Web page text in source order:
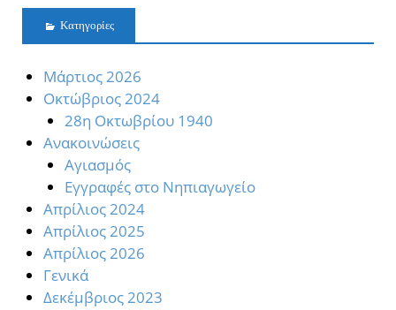
Kατηγορίες
Mάρτιος 2026
Oκτώβριος 2024
28η Οκτωβρίου 1940
Ανακοινώσεις
Αγιασμός
Εγγραφές στο Νηπιαγωγείο
Απρίλιος 2024
Απρίλιος 2025
Απρίλιος 2026
Γενικά
Δεκέμβριος 2023